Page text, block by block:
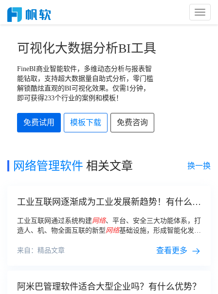
Toggle
可视化大数据分析BI工具
FineBI商业智能软件，多维动态分析与报表智
能钻取，支持超大数据量自助式分析，零门槛
解锁酷炫直观的BI可视化效果。仅需1分钟，
即可获得233个行业的案例和模板！
免费试用 模板下载 免费咨询
网络管理软件 相关文章 换一换
工业互联网逐渐成为工业发展新趋势！有什么好
用的生产数据管理软件吗？
工业互联网通过系统构建网络、平台、安全三大功能体系，打
造人、机、物全面互联的新型网络基础设施，形成智能化发展
来自：精品文章
查看更多
阿米巴管理软件适合大型企业吗？有什么优势？